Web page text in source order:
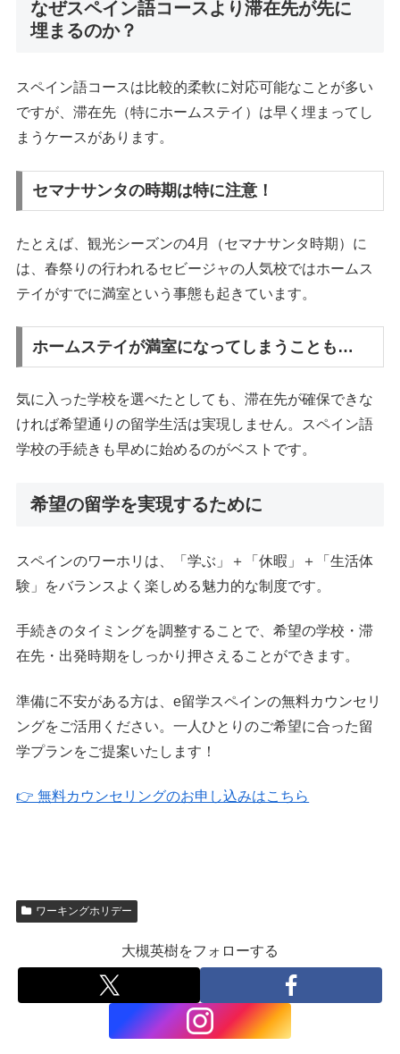
なぜスペイン語コースより滞在先が先に
埋まるのか？
スペイン語コースは比較的柔軟に対応可能なことが多い
ですが、滞在先（特にホームステイ）は早く埋まってし
まうケースがあります。
セマナサンタの時期は特に注意！
たとえば、観光シーズンの4月（セマナサンタ時期）に
は、春祭りの行われるセビージャの人気校ではホームス
テイがすでに満室という事態も起きています。
ホームステイが満室になってしまうことも…
気に入った学校を選べたとしても、滞在先が確保できな
ければ希望通りの留学生活は実現しません。スペイン語
学校の手続きも早めに始めるのがベストです。
希望の留学を実現するために
スペインのワーホリは、「学ぶ」＋「休暇」＋「生活体
験」をバランスよく楽しめる魅力的な制度です。
手続きのタイミングを調整することで、希望の学校・滞
在先・出発時期をしっかり押さえることができます。
準備に不安がある方は、e留学スペインの無料カウンセリ
ングをご活用ください。一人ひとりのご希望に合った留
学プランをご提案いたします！
👉 無料カウンセリングのお申し込みはこちら
ワーキングホリデー
大槻英樹をフォローする